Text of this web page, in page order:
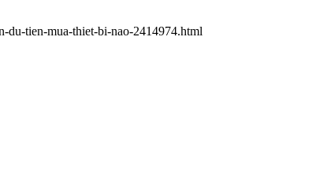
du-tien-mua-thiet-bi-nao-2414974.html